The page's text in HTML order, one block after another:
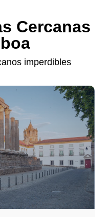
Cercanas
imperdibles